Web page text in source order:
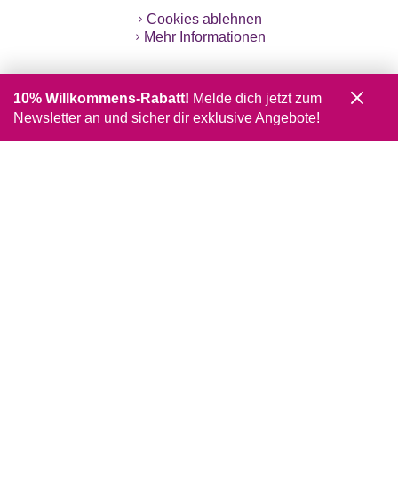
Cookies ablehnen
Mehr Informationen
10% Willkommens-Rabatt! Melde dich jetzt zum
Newsletter an und sicher dir exklusive Angebote!